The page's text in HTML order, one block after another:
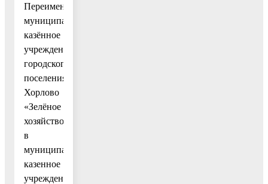
Переименовать
муниципальное
казённое
учреждение
городского
поселения
Хорлово
«Зелёное
хозяйство»
в
муниципальное
казенное
учреждение